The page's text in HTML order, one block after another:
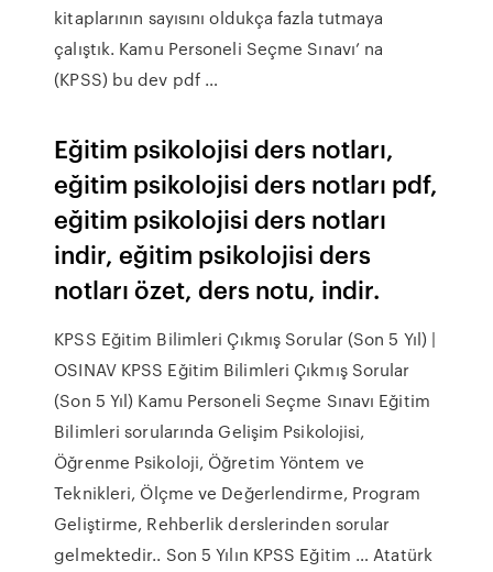
kitaplarının sayısını oldukça fazla tutmaya
çalıştık. Kamu Personeli Seçme Sınavı’ na
(KPSS) bu dev pdf …
Eğitim psikolojisi ders notları,
eğitim psikolojisi ders notları pdf,
eğitim psikolojisi ders notları
indir, eğitim psikolojisi ders
notları özet, ders notu, indir.
KPSS Eğitim Bilimleri Çıkmış Sorular (Son 5 Yıl) |
OSINAV KPSS Eğitim Bilimleri Çıkmış Sorular
(Son 5 Yıl) Kamu Personeli Seçme Sınavı Eğitim
Bilimleri sorularında Gelişim Psikolojisi,
Öğrenme Psikoloji, Öğretim Yöntem ve
Teknikleri, Ölçme ve Değerlendirme, Program
Geliştirme, Rehberlik derslerinden sorular
gelmektedir.. Son 5 Yılın KPSS Eğitim … Atatürk